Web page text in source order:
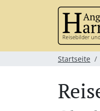
Startseite